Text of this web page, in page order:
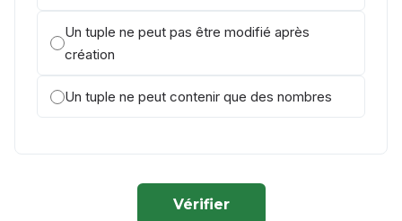
Un tuple ne peut pas être modifié après
création
Un tuple ne peut contenir que des nombres
Vérifier